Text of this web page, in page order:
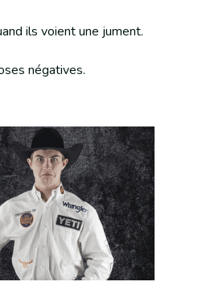
ils voient une jument.
négatives.